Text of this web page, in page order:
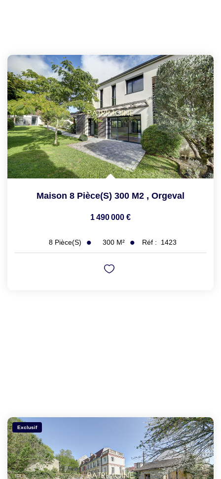
Maison 8 Pièce(s) 300 M2 , Orgeval
1 490 000 €
8 Pièce(s) 300 M² Réf : 1423
Exclusif